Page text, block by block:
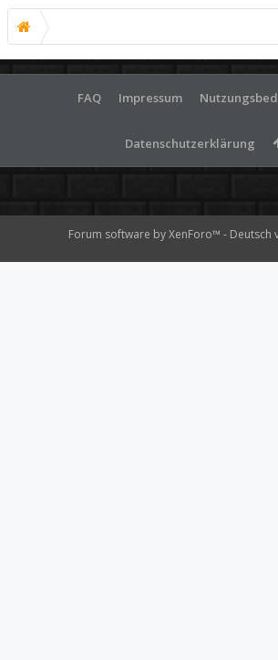
FAQ Impressum
Datenschutzerklärung
Forum software by XenForo™ - Deutsch